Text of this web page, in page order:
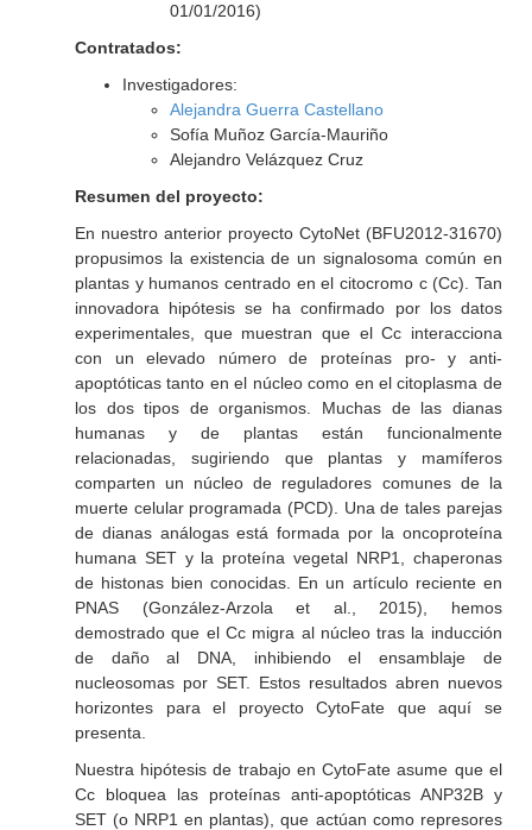
01/01/2016)
Contratados:
Investigadores:
Alejandra Guerra Castellano
Sofía Muñoz García-Mauriño
Alejandro Velázquez Cruz
Resumen del proyecto:
En nuestro anterior proyecto CytoNet (BFU2012-31670)
propusimos la existencia de un signalosoma común en
plantas y humanos centrado en el citocromo c (Cc). Tan
innovadora hipótesis se ha confirmado por los datos
experimentales, que muestran que el Cc interacciona
con un elevado número de proteínas pro- y anti-
apoptóticas tanto en el núcleo como en el citoplasma de
los dos tipos de organismos. Muchas de las dianas
humanas y de plantas están funcionalmente
relacionadas, sugiriendo que plantas y mamíferos
comparten un núcleo de reguladores comunes de la
muerte celular programada (PCD). Una de tales parejas
de dianas análogas está formada por la oncoproteína
humana SET y la proteína vegetal NRP1, chaperonas
de histonas bien conocidas. En un artículo reciente en
PNAS (González-Arzola et al., 2015), hemos
demostrado que el Cc migra al núcleo tras la inducción
de daño al DNA, inhibiendo el ensamblaje de
nucleosomas por SET. Estos resultados abren nuevos
horizontes para el proyecto CytoFate que aquí se
presenta.
Nuestra hipótesis de trabajo en CytoFate asume que el
Cc bloquea las proteínas anti-apoptóticas ANP32B y
SET (o NRP1 en plantas), que actúan como represores